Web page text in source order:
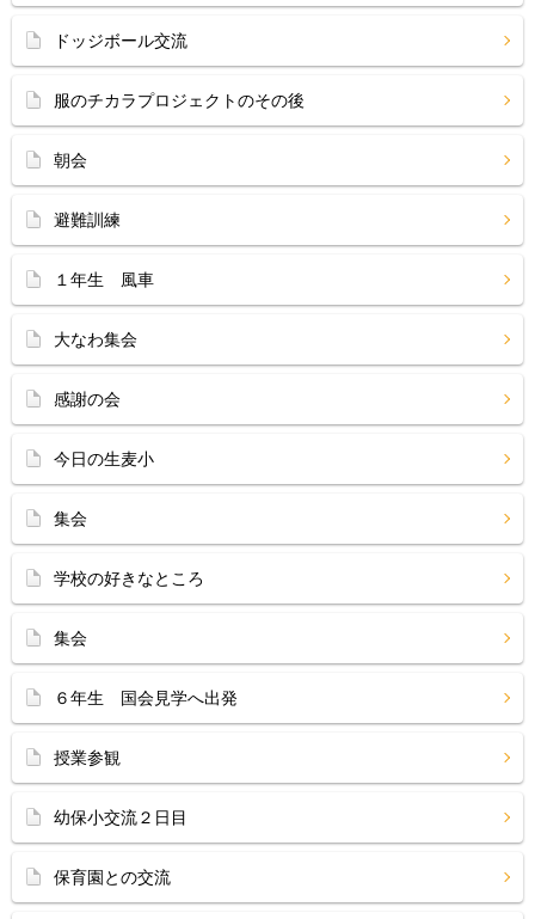
ドッジボール交流
服のチカラプロジェクトのその後
朝会
避難訓練
１年生 風車
大なわ集会
感謝の会
今日の生麦小
集会
学校の好きなところ
集会
６年生 国会見学へ出発
授業参観
幼保小交流２日目
保育園との交流